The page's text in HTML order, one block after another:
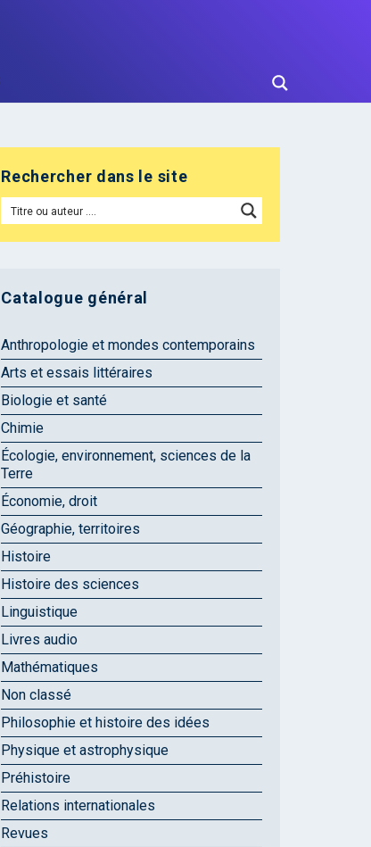
Rechercher dans le site
Catalogue général
Anthropologie et mondes contemporains
Arts et essais littéraires
Biologie et santé
Chimie
Écologie, environnement, sciences de la
Terre
Économie, droit
Géographie, territoires
Histoire
Histoire des sciences
Linguistique
Livres audio
Mathématiques
Non classé
Philosophie et histoire des idées
Physique et astrophysique
Préhistoire
Relations internationales
Revues